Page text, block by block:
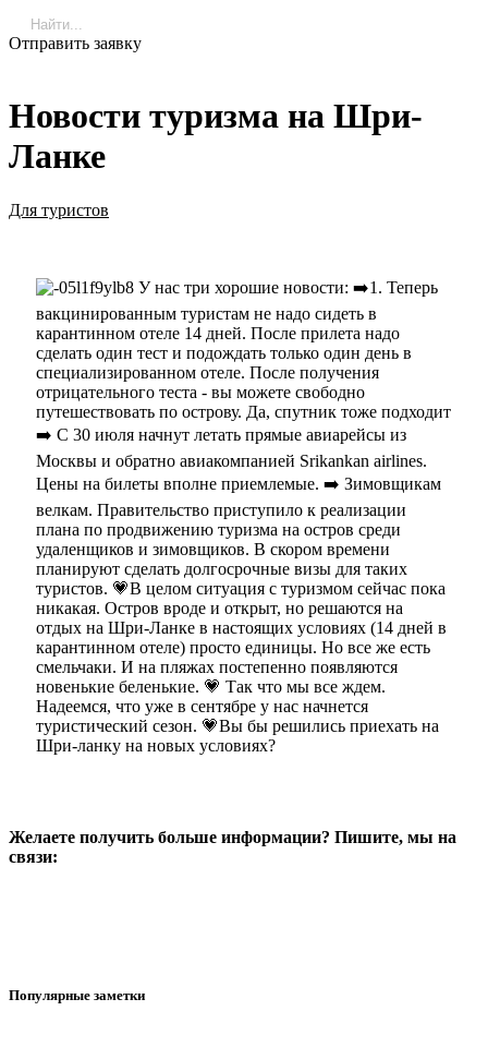
Отправить заявку
Новости туризма на Шри-
Ланке
Для туристов
У нас три хорошие новости: ➡️1. Теперь
вакцинированным туристам не надо сидеть в
карантинном отеле 14 дней. После прилета надо
сделать один тест и подождать только один день в
специализированном отеле. После получения
отрицательного теста - вы можете свободно
путешествовать по острову. Да, спутник тоже подходит
➡️ С 30 июля начнут летать прямые авиарейсы из
Москвы и обратно авиакомпанией Srikankan airlines.
Цены на билеты вполне приемлемые. ➡️ Зимовщикам
велкам. Правительство приступило к реализации
плана по продвижению туризма на остров среди
удаленщиков и зимовщиков. В скором времени
планируют сделать долгосрочные визы для таких
туристов. 💗В целом ситуация с туризмом сейчас пока
никакая. Остров вроде и открыт, но решаются на
отдых на Шри-Ланке в настоящих условиях (14 дней в
карантинном отеле) просто единицы. Но все же есть
смельчаки. И на пляжах постепенно появляются
новенькие беленькие. 💗 Так что мы все ждем.
Надеемся, что уже в сентябре у нас начнется
туристический сезон. 💗Вы бы решились приехать на
Шри-ланку на новых условиях?
Желаете получить больше информации? Пишите, мы на
связи:
Популярные заметки